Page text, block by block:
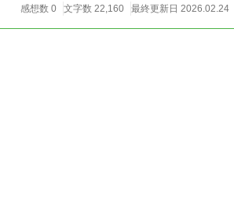
感想数 0 文字数 22,160 最終更新日 2026.02.24